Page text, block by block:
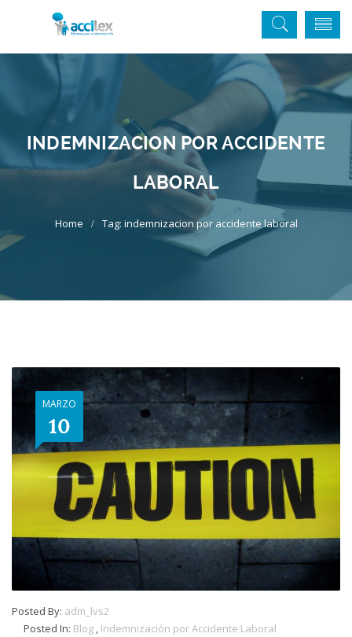
INDEMNIZACION POR ACCIDENTE
LABORAL
Tag: indemnizacion por accidente laboral
MARZO
10
Posted By: adm_lvs2
Posted In: Blog , Indemnización por Accidente Laboral